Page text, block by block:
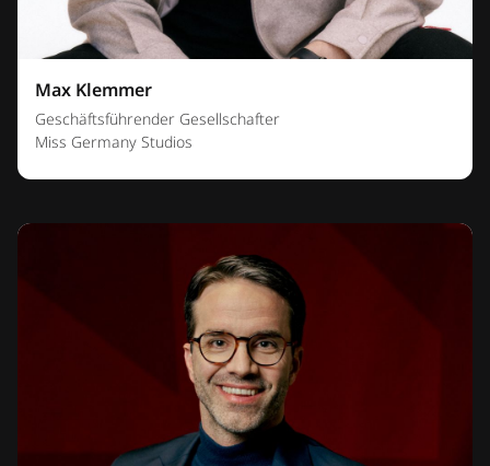
Max Klemmer
Geschäftsführender Gesellschafter
Miss Germany Studios